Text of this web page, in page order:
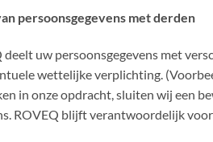
persoonsgegevens met derden
deelt uw persoonsgegevens met
wettelijke verplichting.
in onze opdracht, sluiten wij een
ROVEQ blijft verantwoordelijk